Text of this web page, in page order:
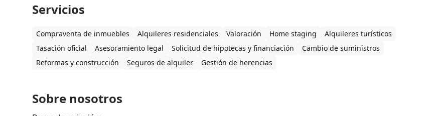
Servicios
Compraventa de inmuebles Alquileres residenciales Valoración Home staging
Alquileres turísticos
Tasación oficial
Asesoramiento legal Solicitud de hipotecas y financiación
Cambio de suministros
Reformas y construcción
Seguros de alquiler Gestión de herencias
Sobre nosotros